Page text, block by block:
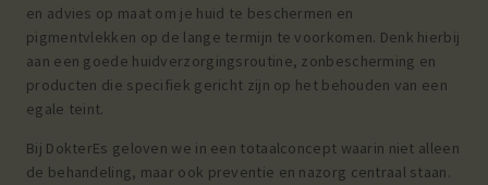
en advies op maat om je huid te beschermen en
pigmentvlekken op de lange termijn te voorkomen. Denk hierbij
aan een goede huidverzorgingsroutine, zonbescherming en
producten die specifiek gericht zijn op het behouden van een
egale teint.
Bij DokterEs geloven we in een totaalconcept waarin niet alleen
de behandeling, maar ook preventie en nazorg centraal staan.